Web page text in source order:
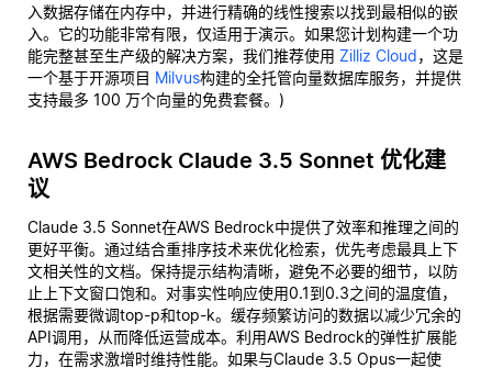
入数据存储在内存中，并进行精确的线性搜索以找到最相似的嵌
入。它的功能非常有限，仅适用于演示。如果您计划构建一个功
能完整甚至生产级的解决方案，我们推荐使用 Zilliz Cloud，这是
一个基于开源项目 Milvus构建的全托管向量数据库服务，并提供
支持最多 100 万个向量的免费套餐。)
AWS Bedrock Claude 3.5 Sonnet 优化建
议
Claude 3.5 Sonnet在AWS Bedrock中提供了效率和推理之间的
更好平衡。通过结合重排序技术来优化检索，优先考虑最具上下
文相关性的文档。保持提示结构清晰，避免不必要的细节，以防
止上下文窗口饱和。对事实性响应使用0.1到0.3之间的温度值，
根据需要微调top-p和top-k。缓存频繁访问的数据以减少冗余的
API调用，从而降低运营成本。利用AWS Bedrock的弹性扩展能
力，在需求激增时维持性能。如果与Claude 3.5 Opus一起使